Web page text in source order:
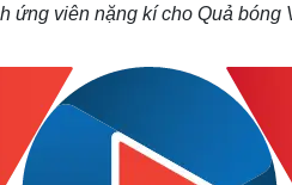
ứng viên nặng kí cho Quả bóng